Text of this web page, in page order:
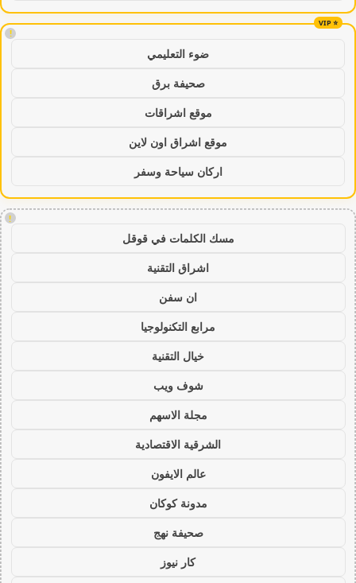
!
ضوء التعليمي
صحيفة برق
موقع اشراقات
موقع اشراق اون لاين
اركان سياحة وسفر
!
مسك الكلمات في قوقل
اشراق التقنية
ان سفن
مرابع التكنولوجيا
خيال التقنية
شوف ويب
مجلة الاسهم
الشرقية الاقتصادية
عالم الايفون
مدونة كوكان
صحيفة نهج
كار نيوز